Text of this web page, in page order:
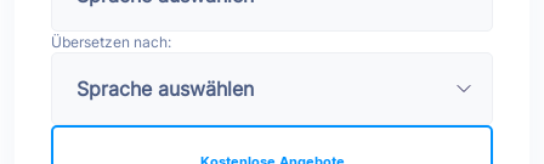
Übersetzen nach: